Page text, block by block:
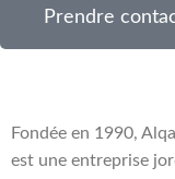
Prendre
Fondée en 1990,
est une entreprise